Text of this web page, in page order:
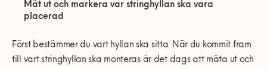
Mät ut och markera var stringhyllan ska vara
placerad
Först bestämmer du vart hyllan ska sitta. När du kommit fram
till vart stringhyllan ska monteras är det dags att mäta ut och